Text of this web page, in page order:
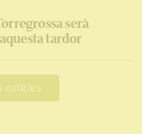
serà
tardor
notícies